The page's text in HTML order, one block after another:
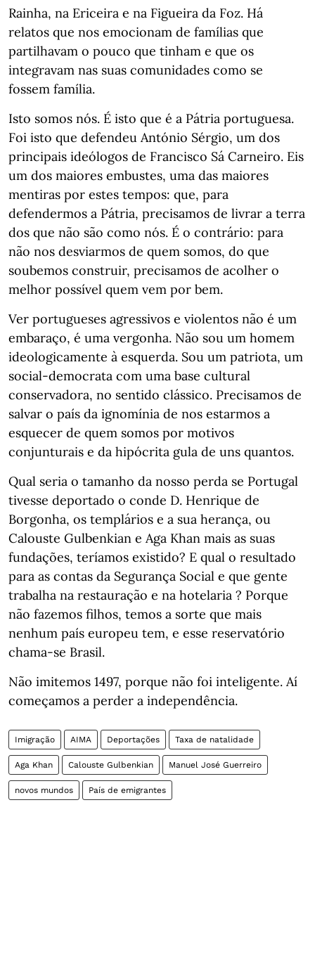
Rainha, na Ericeira e na Figueira da Foz. Há
relatos que nos emocionam de famílias que
partilhavam o pouco que tinham e que os
integravam nas suas comunidades como se
fossem família.
Isto somos nós. É isto que é a Pátria portuguesa.
Foi isto que defendeu António Sérgio, um dos
principais ideólogos de Francisco Sá Carneiro. Eis
um dos maiores embustes, uma das maiores
mentiras por estes tempos: que, para
defendermos a Pátria, precisamos de livrar a terra
dos que não são como nós. É o contrário: para
não nos desviarmos de quem somos, do que
soubemos construir, precisamos de acolher o
melhor possível quem vem por bem.
Ver portugueses agressivos e violentos não é um
embaraço, é uma vergonha. Não sou um homem
ideologicamente à esquerda. Sou um patriota, um
social-democrata com uma base cultural
conservadora, no sentido clássico. Precisamos de
salvar o país da ignomínia de nos estarmos a
esquecer de quem somos por motivos
conjunturais e da hipócrita gula de uns quantos.
Qual seria o tamanho da nosso perda se Portugal
tivesse deportado o conde D. Henrique de
Borgonha, os templários e a sua herança, ou
Calouste Gulbenkian e Aga Khan mais as suas
fundações, teríamos existido? E qual o resultado
para as contas da Segurança Social e que gente
trabalha na restauração e na hotelaria ? Porque
não fazemos filhos, temos a sorte que mais
nenhum país europeu tem, e esse reservatório
chama-se Brasil.
Não imitemos 1497, porque não foi inteligente. Aí
começamos a perder a independência.
Imigração AIMA Deportações Taxa de natalidade
Aga Khan Calouste Gulbenkian Manuel José Guerreiro
novos mundos País de emigrantes